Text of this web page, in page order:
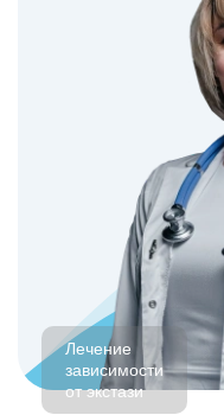
Лечение
зависимости
от экстази